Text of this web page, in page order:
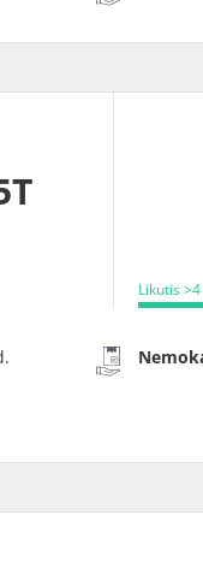
Likutis >4